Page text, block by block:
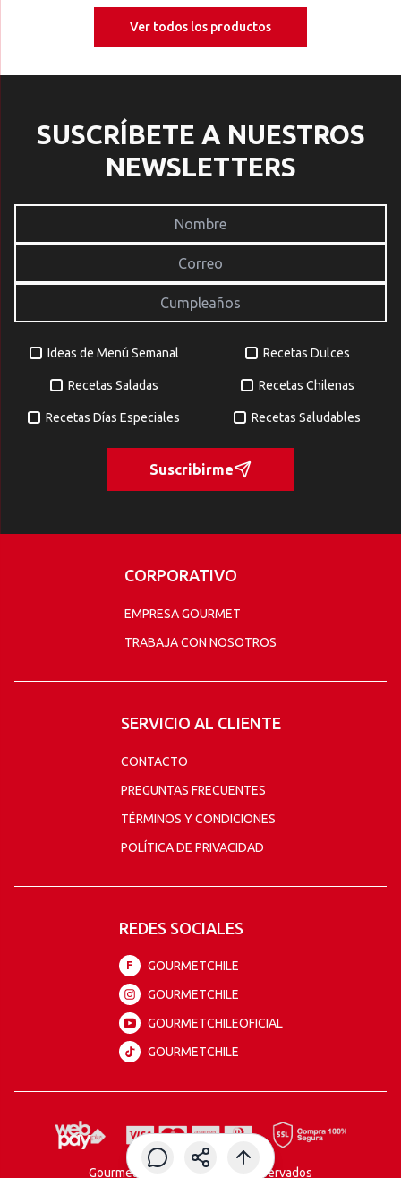
Ver todos los productos
SUSCRÍBETE A NUESTROS
NEWSLETTERS
Ideas de Menú Semanal Recetas Dulces
Recetas Saladas Recetas Chilenas
Recetas Días Especiales Recetas Saludables
Suscribirme
CORPORATIVO
EMPRESA GOURMET
TRABAJA CON NOSOTROS
SERVICIO AL CLIENTE
CONTACTO
PREGUNTAS FRECUENTES
TÉRMINOS Y CONDICIONES
POLÍTICA DE PRIVACIDAD
REDES SOCIALES
F
GOURMETCHILE
GOURMETCHILE
GOURMETCHILEOFICIAL
GOURMETCHILE
Gourmet todos los derechos reservados